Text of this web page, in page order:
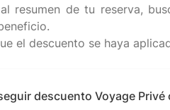
resumen de tu reserva,
descuento Voyage